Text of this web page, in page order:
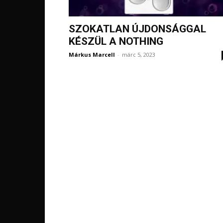
SZOKATLAN ÚJDONSÁGGAL
KÉSZÜL A NOTHING
Márkus Marcell - márc 5, 2023